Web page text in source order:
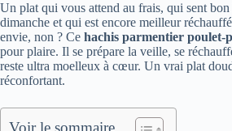
Un plat qui vous attend au frais, qui sent bon
dimanche et qui est encore meilleur
envie, non ? Ce hachis parmentier poulet-
pour plaire. Il se prépare la veille, se
reste ultra moelleux à cœur. Un vrai plat
réconfortant.
Voir le sommaire